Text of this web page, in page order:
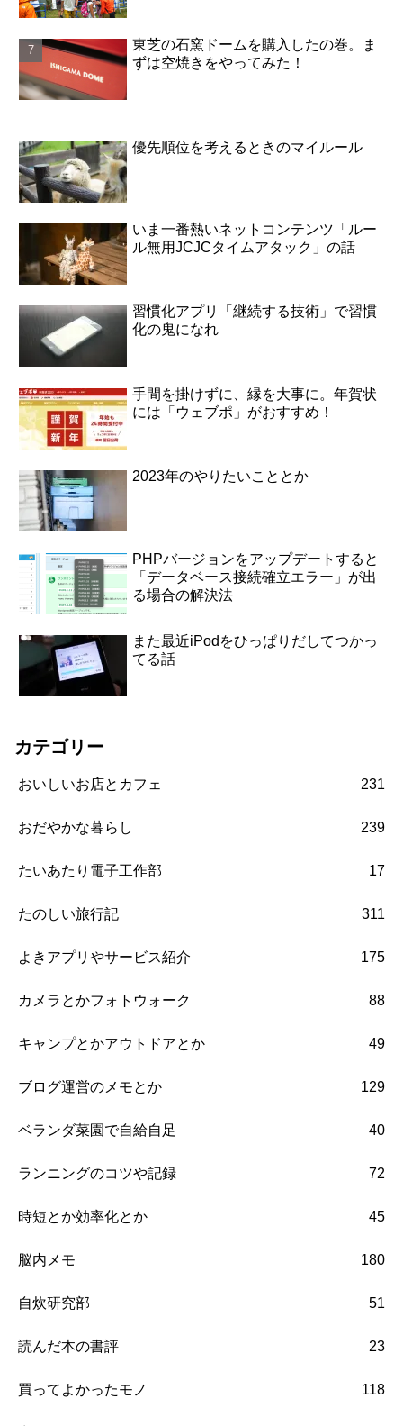
東芝の石窯ドームを購入したの巻。ま
ずは空焼きをやってみた！
優先順位を考えるときのマイルール
いま一番熱いネットコンテンツ「ルー
ル無用JCJCタイムアタック」の話
習慣化アプリ「継続する技術」で習慣
化の鬼になれ
手間を掛けずに、縁を大事に。年賀状
には「ウェブポ」がおすすめ！
2023年のやりたいこととか
PHPバージョンをアップデートすると
「データベース接続確立エラー」が出
る場合の解決法
また最近iPodをひっぱりだしてつかっ
てる話
カテゴリー
おいしいお店とカフェ 231
おだやかな暮らし 239
たいあたり電子工作部 17
たのしい旅行記 311
よきアプリやサービス紹介 175
カメラとかフォトウォーク 88
キャンプとかアウトドアとか 49
ブログ運営のメモとか 129
ベランダ菜園で自給自足 40
ランニングのコツや記録 72
時短とか効率化とか 45
脳内メモ 180
自炊研究部 51
読んだ本の書評 23
買ってよかったモノ 118